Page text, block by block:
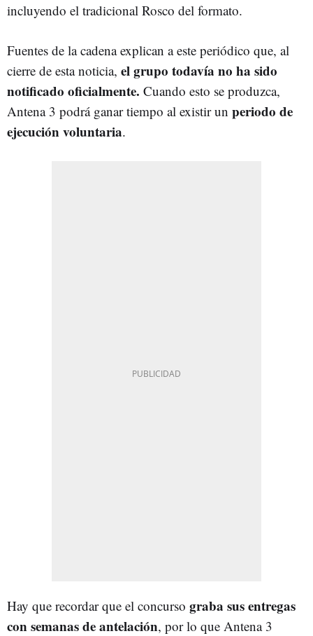
incluyendo el tradicional Rosco del formato.
Fuentes de la cadena explican a este periódico que, al
cierre de esta noticia, el grupo todavía no ha sido
notificado oficialmente. Cuando esto se produzca,
Antena 3 podrá ganar tiempo al existir un periodo de
ejecución voluntaria.
Hay que recordar que el concurso graba sus entregas
con semanas de antelación, por lo que Antena 3